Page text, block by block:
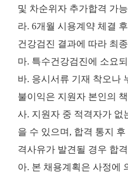
및 차순위자 추가합격 가능
라. 6개월 시용계약 체결
건강검진 결과에 따라 최
마. 특수건강검진에 소요
바. 응시서류 기재 착오나
불이익은 지원자 본인의
사. 지원자 중 적격자가 없
을 수 있으며, 합격 통지
격사유가 발견될 경우 합
아. 본 채용계획은 사정에